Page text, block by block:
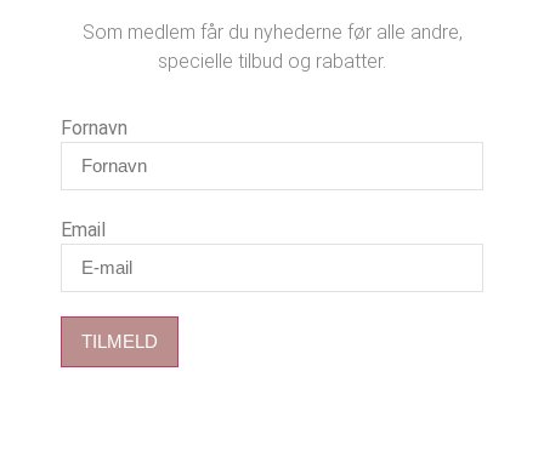
Som medlem får du nyhederne før alle andre,
specielle tilbud og rabatter.
Fornavn
Email
TILMELD